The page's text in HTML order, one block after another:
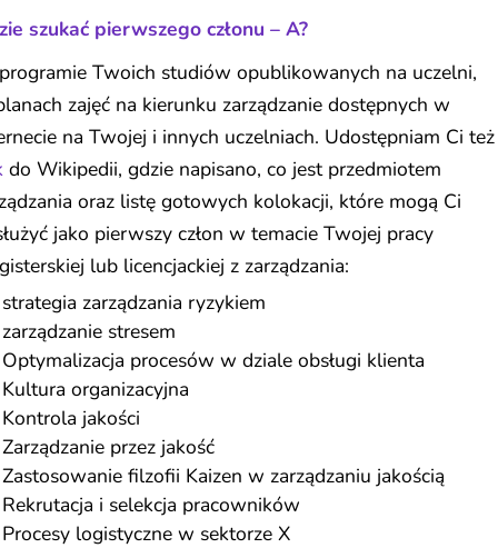
szukać pierwszego członu – A?
Twoich studiów opublikowanych na uczelni,
zajęć na kierunku zarządzanie dostępnych w
na Twojej i innych uczelniach. Udostępniam Ci też
do Wikipedii, gdzie napisano, co jest przedmiotem
oraz listę gotowych kolokacji, które mogą Ci
jako pierwszy człon w temacie Twojej pracy
lub licencjackiej z zarządzania:
strategia zarządzania ryzykiem
zarządzanie stresem
Optymalizacja procesów w dziale obsługi klienta
Kultura organizacyjna
Kontrola jakości
Zarządzanie przez jakość
Zastosowanie filzofii Kaizen w zarządzaniu jakością
Rekrutacja i selekcja pracowników
Procesy logistyczne w sektorze X